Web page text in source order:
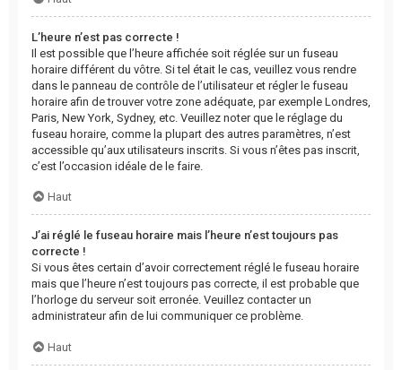
L’heure n’est pas correcte !
Il est possible que l’heure affichée soit réglée sur un fuseau
horaire différent du vôtre. Si tel était le cas, veuillez vous rendre
dans le panneau de contrôle de l’utilisateur et régler le fuseau
horaire afin de trouver votre zone adéquate, par exemple Londres,
Paris, New York, Sydney, etc. Veuillez noter que le réglage du
fuseau horaire, comme la plupart des autres paramètres, n’est
accessible qu’aux utilisateurs inscrits. Si vous n’êtes pas inscrit,
c’est l’occasion idéale de le faire.
Haut
J’ai réglé le fuseau horaire mais l’heure n’est toujours pas
correcte !
Si vous êtes certain d’avoir correctement réglé le fuseau horaire
mais que l’heure n’est toujours pas correcte, il est probable que
l’horloge du serveur soit erronée. Veuillez contacter un
administrateur afin de lui communiquer ce problème.
Haut